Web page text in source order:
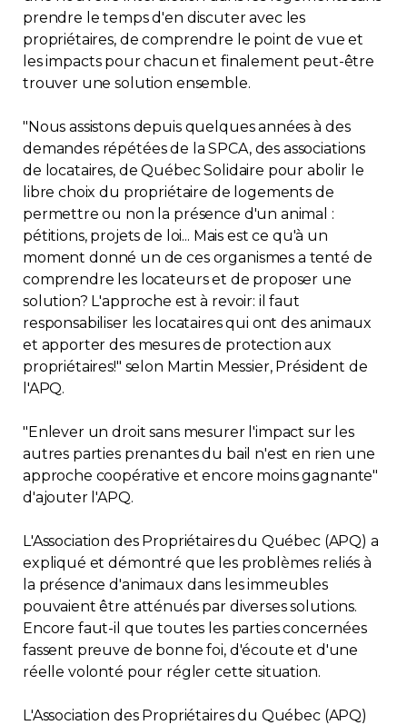
App APQ
Médias
FAQ
Zone Membres
Français
Contact
Adhésion
prendre le temps d'en discuter avec les
propriétaires, de comprendre le point de vue et
les impacts pour chacun et finalement peut-être
trouver une solution ensemble.
"Nous assistons depuis quelques années à des
demandes répétées de la SPCA, des associations
de locataires, de Québec Solidaire pour abolir le
libre choix du propriétaire de logements de
permettre ou non la présence d'un animal :
pétitions, projets de loi... Mais est ce qu'à un
moment donné un de ces organismes a tenté de
comprendre les locateurs et de proposer une
solution? L'approche est à revoir: il faut
responsabiliser les locataires qui ont des animaux
et apporter des mesures de protection aux
propriétaires!" selon Martin Messier, Président de
l'APQ.
"Enlever un droit sans mesurer l'impact sur les
autres parties prenantes du bail n'est en rien une
approche coopérative et encore moins gagnante"
d'ajouter l'APQ.
L'Association des Propriétaires du Québec (APQ) a
expliqué et démontré que les problèmes reliés à
la présence d'animaux dans les immeubles
pouvaient être atténués par diverses solutions.
Encore faut-il que toutes les parties concernées
fassent preuve de bonne foi, d'écoute et d'une
réelle volonté pour régler cette situation.
L'Association des Propriétaires du Québec (APQ)